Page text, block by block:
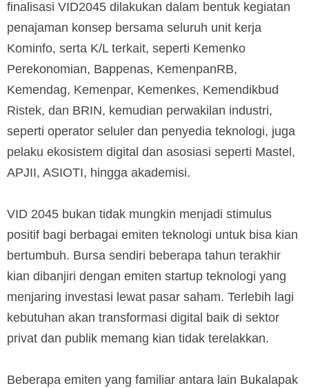
finalisasi VID2045 dilakukan dalam bentuk kegiatan
penajaman konsep bersama seluruh unit kerja
Kominfo, serta K/L terkait, seperti Kemenko
Perekonomian, Bappenas, KemenpanRB,
Kemendag, Kemenpar, Kemenkes, Kemendikbud
Ristek, dan BRIN, kemudian perwakilan industri,
seperti operator seluler dan penyedia teknologi, juga
pelaku ekosistem digital dan asosiasi seperti Mastel,
APJII, ASIOTI, hingga akademisi.
VID 2045 bukan tidak mungkin menjadi stimulus
positif bagi berbagai emiten teknologi untuk bisa kian
bertumbuh. Bursa sendiri beberapa tahun terakhir
kian dibanjiri dengan emiten startup teknologi yang
menjaring investasi lewat pasar saham. Terlebih lagi
kebutuhan akan transformasi digital baik di sektor
privat dan publik memang kian tidak terelakkan.
Beberapa emiten yang familiar antara lain Bukalapak